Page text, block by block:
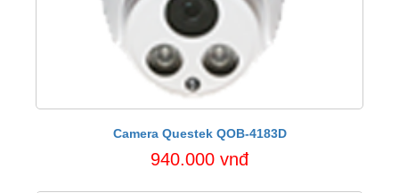
Camera Questek QOB-4183D
940.000 vnđ